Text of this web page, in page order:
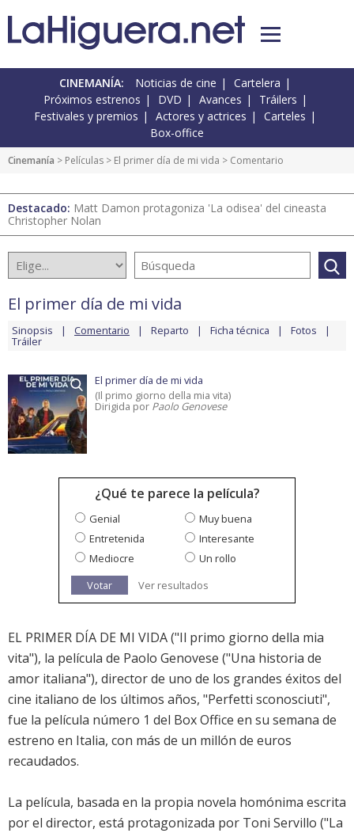
CINEMANÍA: Noticias de cine
Cartelera
Próximos estrenos
DVD Avances
Tráilers
Festivales y premios
Actores y actrices
Carteles
Box-office
Cinemanía > Películas > El primer día de mi vida > Comentario
Destacado: Matt Damon protagoniza 'La odisea' del cineasta
Christopher Nolan
El primer día de mi vida
Sinopsis Comentario Reparto Ficha técnica Fotos
Tráiler
El primer día de mi vida
(Il primo giorno della mia vita)
Dirigida por Paolo Genovese
¿Qué te parece la película?
Genial
Muy buena
Entretenida
Interesante
Mediocre
Un rollo
Votar
Ver resultados
EL PRIMER DÍA DE MI VIDA ("Il primo giorno della mia
vita"), la película de Paolo Genovese ("Una historia de
amor italiana"), director de uno de los grandes éxitos del
cine italiano de los últimos años, "Perfetti sconosciuti",
fue la película número 1 del Box Office en su semana de
estreno en Italia, con más de un millón de euros
recaudados.
La película, basada en la propia novela homónima escrita
por el director, está protagonizada por Toni Servillo ("La